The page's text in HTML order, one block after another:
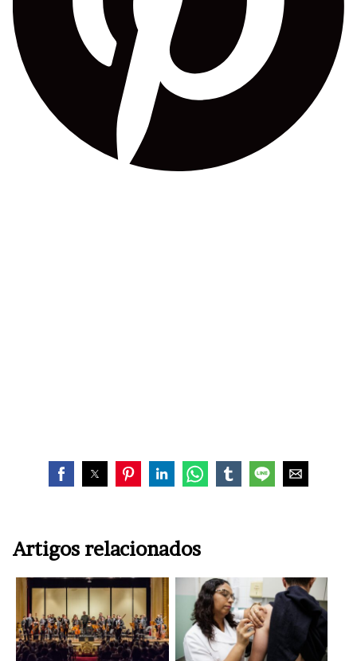
Artigos relacionados